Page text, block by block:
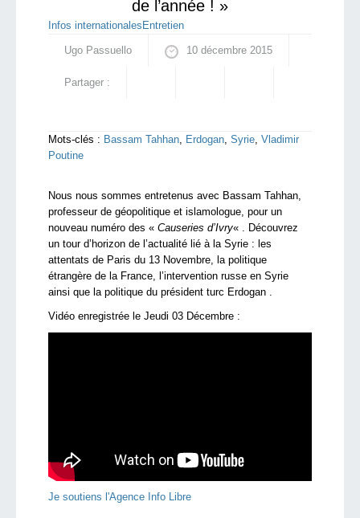
de l’année ! »
Infos internationales Entretien
Ugo Passuello 10 décembre 2015
Partager :
Mots-clés : Bassam Tahhan, Erdogan, Syrie, Vladimir
Poutine
Nous nous sommes entretenus avec Bassam Tahhan,
professeur de géopolitique et islamologue, pour un
nouveau numéro des « Causeries d’Ivry« . Découvrez
un tour d’horizon de l’actualité lié à la Syrie : les
attentats de Paris du 13 Novembre, la politique
étrangère de la France, l’intervention russe en Syrie
ainsi que la politique du président turc Erdogan .
Vidéo enregistrée le Jeudi 03 Décembre :
Je soutiens l'Agence Info Libre